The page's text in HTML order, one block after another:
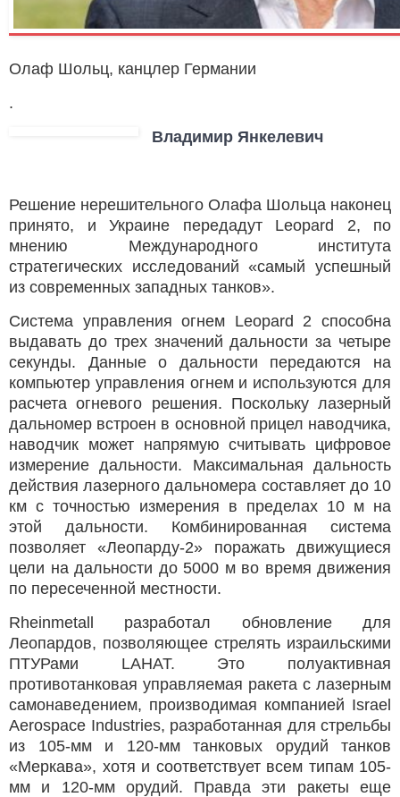
ы
Олаф Шольц, канцлер Германии
.
Владимир Янкелевич
Решение нерешительного Олафа Шольца наконец
принято, и Украине передадут Leopard 2, по
мнению Международного института
стратегических исследований «самый успешный
из современных западных танков».
Система управления огнем Leopard 2 способна
выдавать до трех значений дальности за четыре
секунды. Данные о дальности передаются на
компьютер управления огнем и используются для
расчета огневого решения. Поскольку лазерный
дальномер встроен в основной прицел наводчика,
наводчик может напрямую считывать цифровое
измерение дальности. Максимальная дальность
действия лазерного дальномера составляет до 10
км с точностью измерения в пределах 10 м на
этой дальности. Комбинированная система
позволяет «Леопарду-2» поражать движущиеся
цели на дальности до 5000 м во время движения
по пересеченной местности.
Rheinmetall разработал обновление для
Леопардов, позволяющее стрелять израильскими
ПТУРами LAHAT. Это полуактивная
противотанковая управляемая ракета с лазерным
самонаведением, производимая компанией Israel
Aerospace Industries, разработанная для стрельбы
из 105-мм и 120-мм танковых орудий танков
«Меркава», хотя и соответствует всем типам 105-
мм и 120-мм орудий. Правда эти ракеты еще